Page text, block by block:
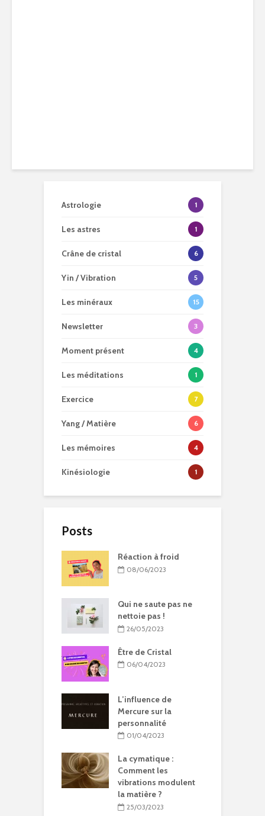
Astrologie 1
Les astres 1
Crâne de cristal 6
Yin / Vibration 5
Les minéraux 15
Newsletter 3
Moment présent 4
Les méditations 1
Exercice 7
Yang / Matière 6
Les mémoires 4
Kinésiologie 1
Posts
Réaction à froid
08/06/2023
Qui ne saute pas ne
nettoie pas !
26/05/2023
Être de Cristal
06/04/2023
L’influence de
Mercure sur la
personnalité
01/04/2023
La cymatique :
Comment les
vibrations modulent
la matière ?
25/03/2023